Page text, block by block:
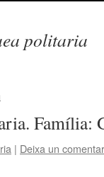
politaria
Família:
| Deixa un